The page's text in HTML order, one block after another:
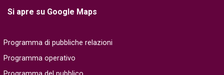
Si apre su Google Maps
Programma di pubbliche relazioni
Programma operativo